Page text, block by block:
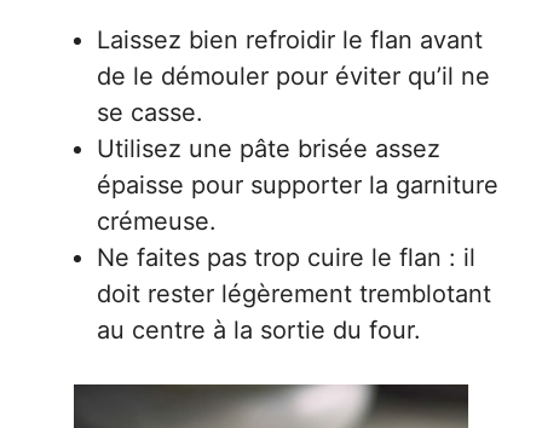
Laissez bien refroidir le flan avant
de le démouler pour éviter qu’il ne
se casse.
Utilisez une pâte brisée assez
épaisse pour supporter la garniture
crémeuse.
Ne faites pas trop cuire le flan : il
doit rester légèrement tremblotant
au centre à la sortie du four.